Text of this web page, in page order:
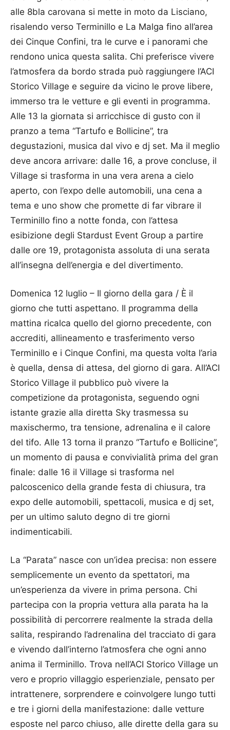
alle 8bla carovana si mette in moto da Lisciano,
risalendo verso Terminillo e La Malga fino all’area
dei Cinque Confini, tra le curve e i panorami che
rendono unica questa salita. Chi preferisce vivere
l’atmosfera da bordo strada può raggiungere l’ACI
Storico Village e seguire da vicino le prove libere,
immerso tra le vetture e gli eventi in programma.
Alle 13 la giornata si arricchisce di gusto con il
pranzo a tema “Tartufo e Bollicine”, tra
degustazioni, musica dal vivo e dj set. Ma il meglio
deve ancora arrivare: dalle 16, a prove concluse, il
Village si trasforma in una vera arena a cielo
aperto, con l’expo delle automobili, una cena a
tema e uno show che promette di far vibrare il
Terminillo fino a notte fonda, con l’attesa
esibizione degli Stardust Event Group a partire
dalle ore 19, protagonista assoluta di una serata
all’insegna dell’energia e del divertimento.
Domenica 12 luglio – Il giorno della gara / È il
giorno che tutti aspettano. Il programma della
mattina ricalca quello del giorno precedente, con
accrediti, allineamento e trasferimento verso
Terminillo e i Cinque Confini, ma questa volta l’aria
è quella, densa di attesa, del giorno di gara. All’ACI
Storico Village il pubblico può vivere la
competizione da protagonista, seguendo ogni
istante grazie alla diretta Sky trasmessa su
maxischermo, tra tensione, adrenalina e il calore
del tifo. Alle 13 torna il pranzo “Tartufo e Bollicine”,
un momento di pausa e convivialità prima del gran
finale: dalle 16 il Village si trasforma nel
palcoscenico della grande festa di chiusura, tra
expo delle automobili, spettacoli, musica e dj set,
per un ultimo saluto degno di tre giorni
indimenticabili.
La “Parata” nasce con un’idea precisa: non essere
semplicemente un evento da spettatori, ma
un’esperienza da vivere in prima persona. Chi
partecipa con la propria vettura alla parata ha la
possibilità di percorrere realmente la strada della
salita, respirando l’adrenalina del tracciato di gara
e vivendo dall’interno l’atmosfera che ogni anno
anima il Terminillo. Trova nell’ACI Storico Village un
vero e proprio villaggio esperienziale, pensato per
intrattenere, sorprendere e coinvolgere lungo tutti
e tre i giorni della manifestazione: dalle vetture
esposte nel parco chiuso, alle dirette della gara su